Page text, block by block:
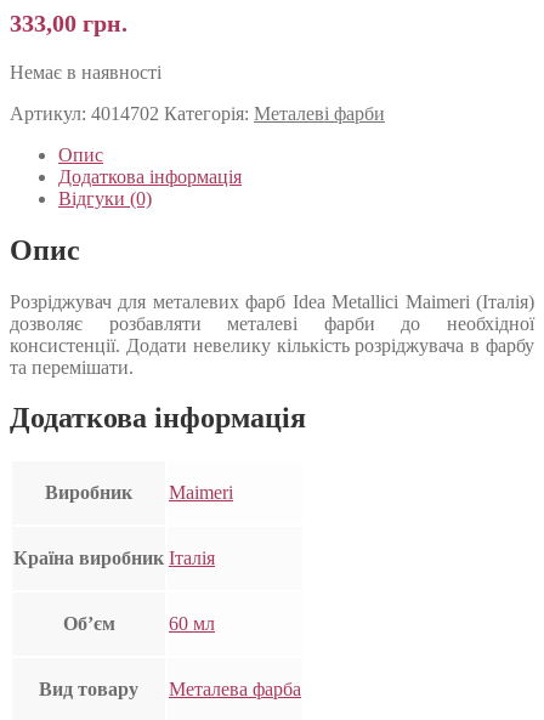
333,00 грн.
Немає в наявності
Артикул: 4014702 Категорія: Металеві фарби
Опис
Додаткова інформація
Відгуки (0)
Опис
Розріджувач для металевих фарб Idea Metallici Maimeri (Італія)
дозволяє розбавляти металеві фарби до необхідної
консистенції. Додати невелику кількість розріджувача в фарбу
та перемішати.
Додаткова інформація
Виробник Maimeri
Країна виробник Італія
Об’єм 60 мл
Вид товару Металева фарба